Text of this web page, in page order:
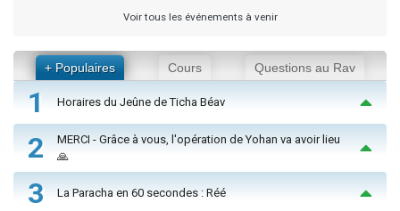
Voir tous les événements à venir
+ Populaires Cours Questions au Rav
1 Horaires du Jeûne de Ticha Béav
2
MERCI - Grâce à vous, l'opération de Yohan va avoir lieu
🙏
3 La Paracha en 60 secondes : Réé